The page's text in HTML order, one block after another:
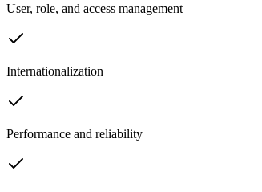
User, role, and access management
Internationalization
Performance and reliability